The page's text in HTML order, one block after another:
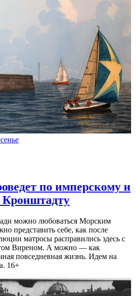
по имперскому и
Кронштадту
можно любоваться Морским
представить себе, как после
матросы расправились здесь с
Виреном. А можно — как
повседневная жизнь. Идем на
16+